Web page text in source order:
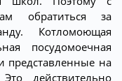
обратиться за
Котломоющая
посудомоечная
представленные на
действительно